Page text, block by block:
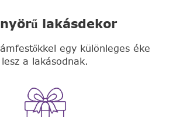
lakásdekor
egy különleges éke
lesz a lakásodnak.